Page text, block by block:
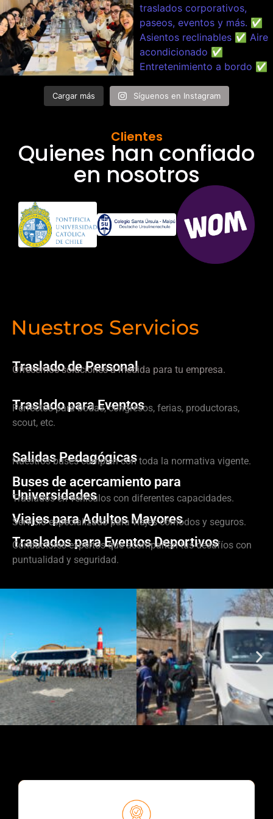
Cargar más Síguenos en Instagram
Clientes
Quienes han confiado
en nosotros
Nuestros Servicios
Traslado de Personal
Ofrecemos soluciones a medida para tu empresa.
Traslado para Eventos
Perfectos para bodas, congresos, ferias, productoras,
scout, etc.
Salidas Pedagógicas
Nuestros buses cumplen con toda la normativa vigente.
Buses de acercamiento para
Universidades
Traslados en vehículos con diferentes capacidades.
Viajes para Adultos Mayores
Servicio especializado para viajes cómodos y seguros.
Traslados para Eventos Deportivos
Conductores expertos que acompañan tus desafíos con
puntualidad y seguridad.